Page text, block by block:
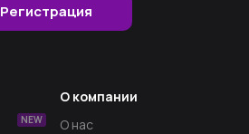
Регистрация
NEW
О компании
О нас